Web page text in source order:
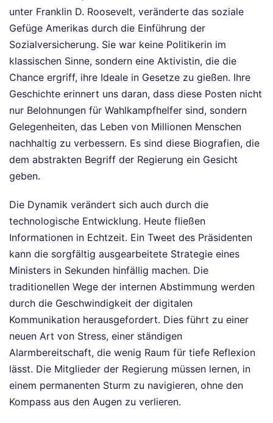
unter Franklin D. Roosevelt, veränderte das soziale
Gefüge Amerikas durch die Einführung der
Sozialversicherung. Sie war keine Politikerin im
klassischen Sinne, sondern eine Aktivistin, die die
Chance ergriff, ihre Ideale in Gesetze zu gießen. Ihre
Geschichte erinnert uns daran, dass diese Posten nicht
nur Belohnungen für Wahlkampfhelfer sind, sondern
Gelegenheiten, das Leben von Millionen Menschen
nachhaltig zu verbessern. Es sind diese Biografien, die
dem abstrakten Begriff der Regierung ein Gesicht
geben.
Die Dynamik verändert sich auch durch die
technologische Entwicklung. Heute fließen
Informationen in Echtzeit. Ein Tweet des Präsidenten
kann die sorgfältig ausgearbeitete Strategie eines
Ministers in Sekunden hinfällig machen. Die
traditionellen Wege der internen Abstimmung werden
durch die Geschwindigkeit der digitalen
Kommunikation herausgefordert. Dies führt zu einer
neuen Art von Stress, einer ständigen
Alarmbereitschaft, die wenig Raum für tiefe Reflexion
lässt. Die Mitglieder der Regierung müssen lernen, in
einem permanenten Sturm zu navigieren, ohne den
Kompass aus den Augen zu verlieren.